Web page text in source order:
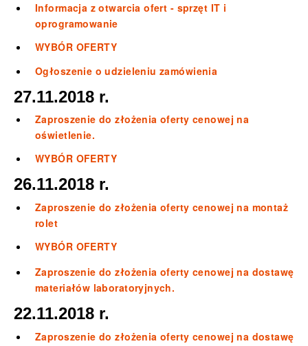
Informacja z otwarcia ofert - sprzęt IT i
oprogramowanie
WYBÓR OFERTY
Ogłoszenie o udzieleniu zamówienia
27.11.2018 r.
Zaproszenie do złożenia oferty cenowej na
oświetlenie.
WYBÓR OFERTY
26.11.2018 r.
Zaproszenie do złożenia oferty cenowej na montaż
rolet
WYBÓR OFERTY
Zaproszenie do złożenia oferty cenowej na dostawę
materiałów laboratoryjnych.
22.11.2018 r.
Zaproszenie do złożenia oferty cenowej na dostawę